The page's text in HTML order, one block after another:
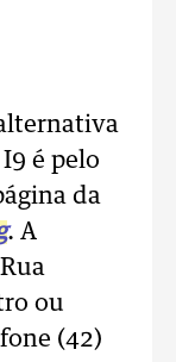
é pelo
da
. A
ou
(42)